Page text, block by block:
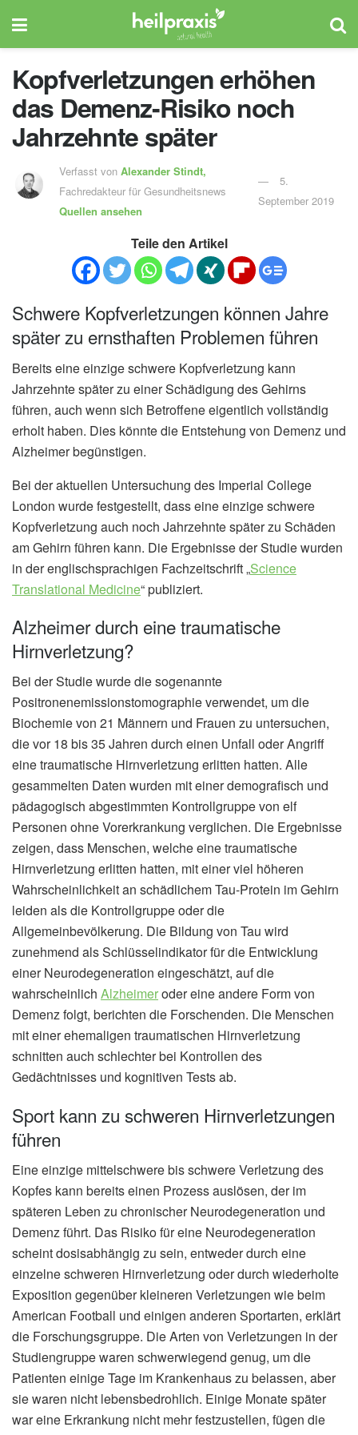
Kopfverletzungen erhöhen
das Demenz-Risiko noch
Jahrzehnte später
Verfasst vonAlexander Stindt,
Fachredakteur für Gesundheitsnews
Quellen ansehen
5.
September 2019
Teile den Artikel
Schwere Kopfverletzungen können Jahre
später zu ernsthaften Problemen führen
Bereits eine einzige schwere Kopfverletzung kann
Jahrzehnte später zu einer Schädigung des Gehirns
führen, auch wenn sich Betroffene eigentlich vollständig
erholt haben. Dies könnte die Entstehung von Demenz und
Alzheimer begünstigen.
Bei der aktuellen Untersuchung des Imperial College
London wurde festgestellt, dass eine einzige schwere
Kopfverletzung auch noch Jahrzehnte später zu Schäden
am Gehirn führen kann. Die Ergebnisse der Studie wurden
in der englischsprachigen Fachzeitschrift „Science
Translational Medicine“ publiziert.
Alzheimer durch eine traumatische
Hirnverletzung?
Bei der Studie wurde die sogenannte
Positronenemissionstomographie verwendet, um die
Biochemie von 21 Männern und Frauen zu untersuchen,
die vor 18 bis 35 Jahren durch einen Unfall oder Angriff
eine traumatische Hirnverletzung erlitten hatten. Alle
gesammelten Daten wurden mit einer demografisch und
pädagogisch abgestimmten Kontrollgruppe von elf
Personen ohne Vorerkrankung verglichen. Die Ergebnisse
zeigen, dass Menschen, welche eine traumatische
Hirnverletzung erlitten hatten, mit einer viel höheren
Wahrscheinlichkeit an schädlichem Tau-Protein im Gehirn
leiden als die Kontrollgruppe oder die
Allgemeinbevölkerung. Die Bildung von Tau wird
zunehmend als Schlüsselindikator für die Entwicklung
einer Neurodegeneration eingeschätzt, auf die
wahrscheinlich Alzheimeroder eine andere Form von
Demenz folgt, berichten die Forschenden. Die Menschen
mit einer ehemaligen traumatischen Hirnverletzung
schnitten auch schlechter bei Kontrollen des
Gedächtnisses und kognitiven Tests ab.
Sport kann zu schweren Hirnverletzungen
führen
Eine einzige mittelschwere bis schwere Verletzung des
Kopfes kann bereits einen Prozess auslösen, der im
späteren Leben zu chronischer Neurodegeneration und
Demenz führt. Das Risiko für eine Neurodegeneration
scheint dosisabhängig zu sein, entweder durch eine
einzelne schweren Hirnverletzung oder durch wiederholte
Exposition gegenüber kleineren Verletzungen wie beim
American Football und einigen anderen Sportarten, erklärt
die Forschungsgruppe. Die Arten von Verletzungen in der
Studiengruppe waren schwerwiegend genug, um die
Patienten einige Tage im Krankenhaus zu belassen, aber
sie waren nicht lebensbedrohlich. Einige Monate später
war eine Erkrankung nicht mehr festzustellen, fügen die